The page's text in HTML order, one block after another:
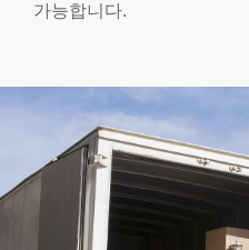
가능합니다.